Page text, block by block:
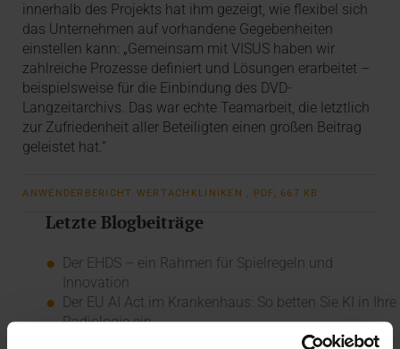
innerhalb des Projekts hat ihm gezeigt, wie flexibel sich
das Unternehmen auf vorhandene Gegebenheiten
einstellen kann: „Gemeinsam mit VISUS haben wir
zahlreiche Prozesse definiert und Lösungen erarbeitet –
beispielsweise für die Einbindung des DVD-
Langzeitarchivs. Das war echte Teamarbeit, die letztlich
zur Zufriedenheit aller Beteiligten einen großen Beitrag
geleistet hat.“
ANWENDERBERICHT WERTACHKLINIKEN , PDF, 667 KB
Letzte Blogbeiträge
Der EHDS – ein Rahmen für Spielregeln und
Innovation
Der EU AI Act im Krankenhaus: So betten Sie KI in Ihre
Radiologie ein